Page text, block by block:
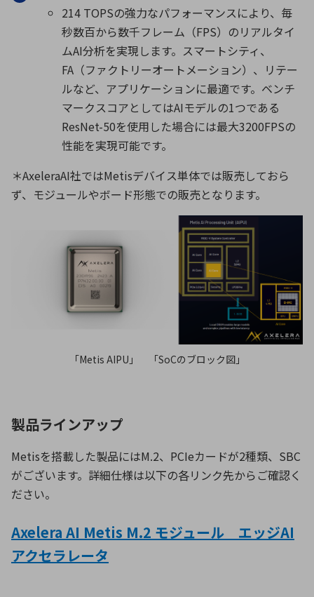
214 TOPSの強力なパフォーマンスにより、毎
秒数百から数千フレーム（FPS）のリアルタイ
ムAI分析を実現します。スマートシティ、
FA（ファクトリーオートメーション）、リテー
ルなど、アプリケーションに最適です。ベンチ
マークスコアとしてはAIモデルの1つである
ResNet-50を使用した場合には最大3200FPSの
性能を実現可能です。
＊AxeleraAI社ではMetisデバイス単体では販売しておら
ず、モジュールやボード形態での販売となります。
「Metis AIPU」 「SoCのブロック図」
製品ラインアップ
Metisを搭載した製品にはM.2、PCIeカードが2種類、SBC
がございます。詳細仕様は以下の各リンク先からご確認く
ださい。
Axelera AI Metis M.2 モジュール エッジAI
アクセラレータ